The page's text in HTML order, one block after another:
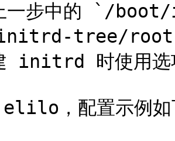
一步中的 `/
tree/
initrd 时使
elilo，配置示例如